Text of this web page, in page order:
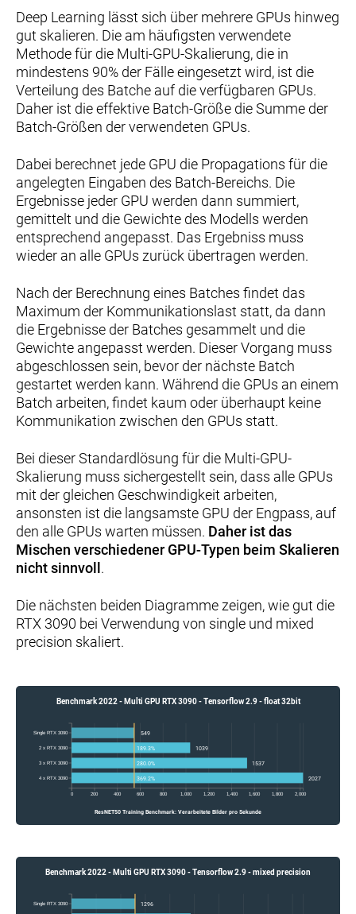
Deep Learning lässt sich über mehrere GPUs hinweg
gut skalieren. Die am häufigsten verwendete
Methode für die Multi-GPU-Skalierung, die in
mindestens 90% der Fälle eingesetzt wird, ist die
Verteilung des Batche auf die verfügbaren GPUs.
Daher ist die effektive Batch-Größe die Summe der
Batch-Größen der verwendeten GPUs.
Dabei berechnet jede GPU die Propagations für die
angelegten Eingaben des Batch-Bereichs. Die
Ergebnisse jeder GPU werden dann summiert,
gemittelt und die Gewichte des Modells werden
entsprechend angepasst. Das Ergebniss muss
wieder an alle GPUs zurück übertragen werden.
Nach der Berechnung eines Batches findet das
Maximum der Kommunikationslast statt, da dann
die Ergebnisse der Batches gesammelt und die
Gewichte angepasst werden. Dieser Vorgang muss
abgeschlossen sein, bevor der nächste Batch
gestartet werden kann. Während die GPUs an einem
Batch arbeiten, findet kaum oder überhaupt keine
Kommunikation zwischen den GPUs statt.
Bei dieser Standardlösung für die Multi-GPU-
Skalierung muss sichergestellt sein, dass alle GPUs
mit der gleichen Geschwindigkeit arbeiten,
ansonsten ist die langsamste GPU der Engpass, auf
den alle GPUs warten müssen. Daher ist das
Mischen verschiedener GPU-Typen beim Skalieren
nicht sinnvoll .
Die nächsten beiden Diagramme zeigen, wie gut die
RTX 3090 bei Verwendung von single und mixed
precision skaliert.
0 200 400 600 800 1,000 1,200 1,400 1,600 1,800 2,000
4 x RTX 3090
3 x RTX 3090
2 x RTX 3090
Single RTX 3090
369.2% 2027
280.0% 1537
189.3% 1039
549
Benchmark 2022 - Multi GPU RTX 3090 - Tensorflow 2.9 - float 32bit
ResNET50 Training Benchmark: Verarbeitete Bilder pro Sekunde
Single RTX 3090 1296
Benchmark 2022 - Multi GPU RTX 3090 - Tensorflow 2.9 - mixed precision